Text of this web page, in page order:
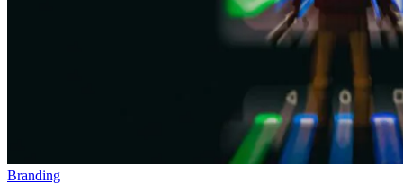
Branding